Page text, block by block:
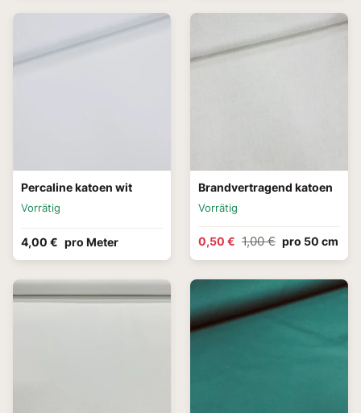
Percaline katoen wit
Vorrätig
4,00 € pro Meter
Brandvertragend katoen
Vorrätig
0,50 € 1,00 € pro 50 cm